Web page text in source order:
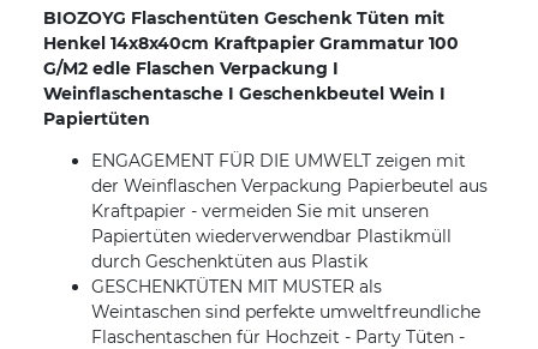
BIOZOYG Flaschentüten Geschenk Tüten mit
Henkel 14x8x40cm Kraftpapier Grammatur 100
G/M2 edle Flaschen Verpackung I
Weinflaschentasche I Geschenkbeutel Wein I
Papiertüten
ENGAGEMENT FÜR DIE UMWELT zeigen mit
der Weinflaschen Verpackung Papierbeutel aus
Kraftpapier - vermeiden Sie mit unseren
Papiertüten wiederverwendbar Plastikmüll
durch Geschenktüten aus Plastik
GESCHENKTÜTEN MIT MUSTER als
Weintaschen sind perfekte umweltfreundliche
Flaschentaschen für Hochzeit - Party Tüten -